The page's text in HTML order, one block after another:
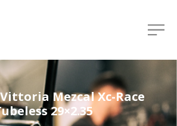
Mezcal Xc-Race
29×2.35